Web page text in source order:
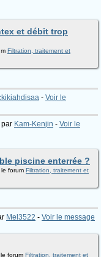
et débit trop
Filtration, traitement et
- Voir le
par Kam-Kenjin - Voir le
piscine enterrée ?
forum Filtration, traitement et
Mel3522 - Voir le message
forum Filtration, traitement et